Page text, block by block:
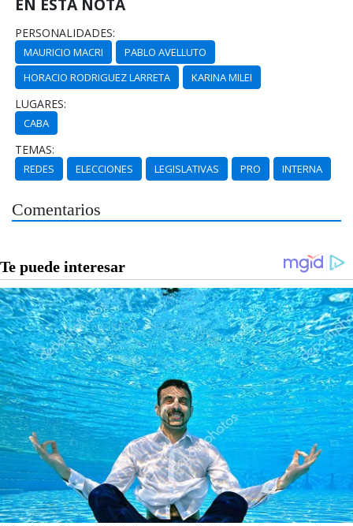
EN ESTA NOTA
PERSONALIDADES:
MAURICIO MACRI
PABLO AVELLUTO
HORACIO RODRIGUEZ LARRETA
KARINA MILEI
LUGARES:
CABA
TEMAS:
REDES ELECCIONES LEGISLATIVAS PRO INTERNA
Comentarios